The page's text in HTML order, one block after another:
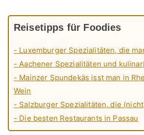
Reisetipps für Foodies
- Luxemburger Spezialitäten, die
- Aachener Spezialitäten und
- Mainzer Spundekäs isst man in
Wein
- Salzburger Spezialitäten, die
- Die besten Restaurants in Passau